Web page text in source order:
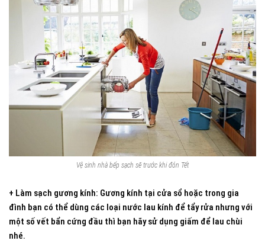
Vệ sinh nhà bếp sạch sẽ trước khi đón Tết
+ Làm sạch gương kính: Gương kính tại cửa sổ hoặc trong gia
đình bạn có thể dùng các loại nước lau kính để tẩy rửa nhưng với
một số vết bẩn cứng đầu thì bạn hãy sử dụng giấm để lau chùi
nhé.